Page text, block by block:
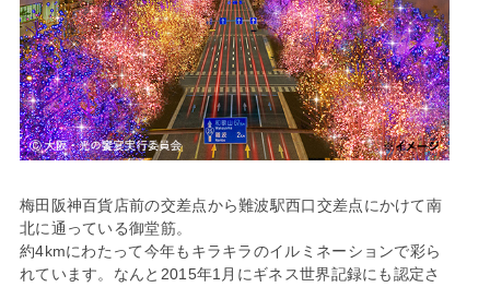
梅田阪神百貨店前の交差点から難波駅西口交差点にかけて南
北に通っている御堂筋。
約4kmにわたって今年もキラキラのイルミネーションで彩ら
れています。なんと2015年1月にギネス世界記録にも認定さ